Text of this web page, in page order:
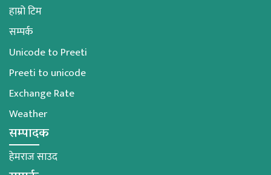
हाम्रो टिम
सम्पर्क
Unicode to Preeti
Preeti to unicode
Exchange Rate
Weather
सम्पादक
हेमराज साउद